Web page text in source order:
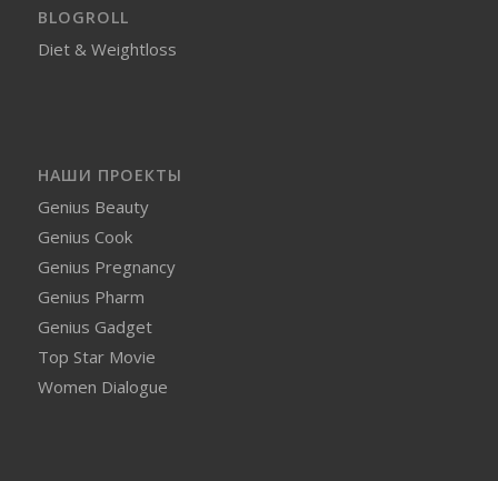
BLOGROLL
Diet & Weightloss
НАШИ ПРОЕКТЫ
Genius Beauty
Genius Cook
Genius Pregnancy
Genius Pharm
Genius Gadget
Top Star Movie
Women Dialogue